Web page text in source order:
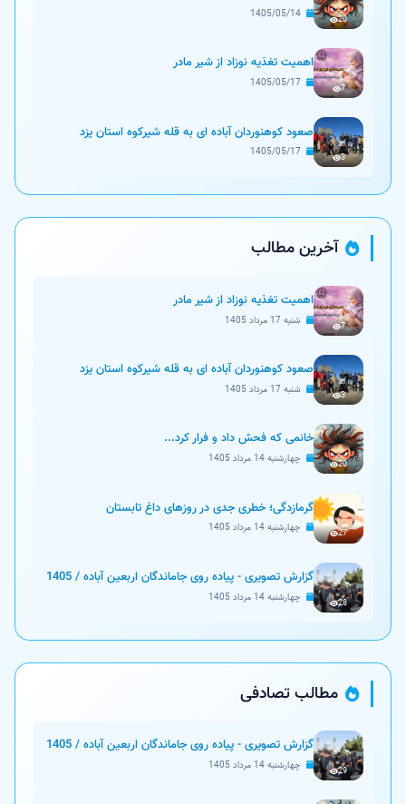
20
7
اهمیت تغذیه نوزاد از شیر مادر
3
صعود کوهنوردان آباده ای به قله شیرکوه استان یزد
آخرین مطالب
7
اهمیت تغذیه نوزاد از شیر مادر
شنبه 17 مرداد 1405
3
صعود کوهنوردان آباده ای به قله شیرکوه استان یزد
شنبه 17 مرداد 1405
20
خانمی که فحش داد و فرار کرد...
چهارشنبه 14 مرداد 1405
27
گرمازدگی؛ خطری جدی در روزهای داغ تابستان
چهارشنبه 14 مرداد 1405
28
گزارش تصویری - پیاده روی جاماندگان اربعین آباده / 1405
چهارشنبه 14 مرداد 1405
مطالب تصادفی
29
گزارش تصویری - پیاده روی جاماندگان اربعین آباده / 1405
چهارشنبه 14 مرداد 1405